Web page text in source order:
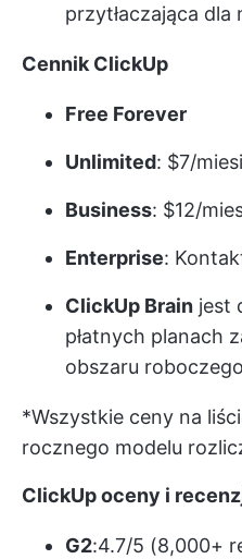
przytłaczająca
Cennik ClickUp
Free Forever
Unlimited: $7/
Business: $12/
Enterprise:
ClickUp Brain jest
płatnych planach
obszaru
*Wszystkie ceny na
rocznego modelu
ClickUp oceny i
G2:4.7/5 (8,000+